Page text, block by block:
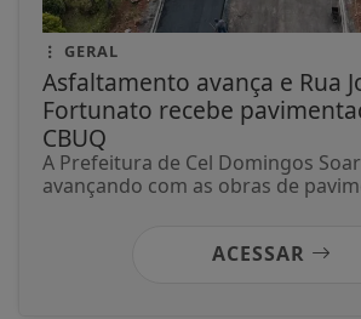
GERAL
Asfaltamento avança e Rua
Fortunato recebe
CBUQ
A Prefeitura de Cel Domingos
avançando com as obras de
ACESSAR